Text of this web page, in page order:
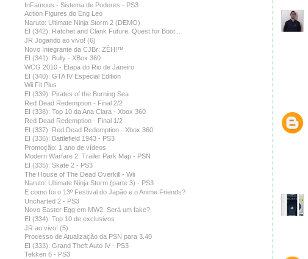
InFamous - Sistema de Poderes - PS3
Action Figures do Eng Leo
Naruto: Ultimate Ninja Storm 2 (DEMO)
EI (342): Ratchet and Clank Future: Quest for Boot...
JR Jogando ao vivo! (6)
Novo Integrante da CJBr: ZÈH!™
EI (341): Bully - XBox 360
WCG 2010 - Etapa do Rio de Janeiro
EI (340): GTA IV Especial Edition
Wii Fit Plus
EI (339): Pirates of the Burning Sea
Red Dead Redemption - Final 2/2
EI (338): Top 10 da Ana Clara - Xbox 360
Red Dead Redemption - Final 1/2
EI (337): Red Dead Redemption - Xbox 360
EI (336): Battlefield 1943 - PS3
Promoção: 1 ano de vídeos
Modern Warfare 2: Trailer Park Map - PSN
EI (335): Skate 2 - PS3
The House of The Dead Overkill - Wii
Naruto: Ultimate Ninja Storm (parte 3) - PS3
E como foi o 13º Festival do Japão e o Anime Friends?
Uncharted 2 - PS3
Novo Easter Egg em MW2. Será um fake?
EI (334): Top 10 de exclusivos
JR ao vivo! (5)
Processo de Atualização da PSN para 3.40
EI (333): Grand Theft Auto IV - PS3
Tekken 6 - PS3